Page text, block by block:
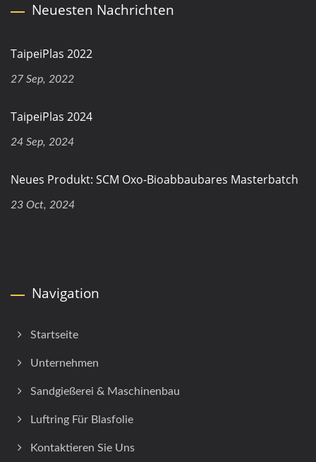
Neuesten Nachrichten
TaipeiPlas 2022
27 Sep, 2022
TaipeiPlas 2024
24 Sep, 2024
Neues Produkt: SCM Oxo-Bioabbaubares Masterbatch
23 Oct, 2024
Navigation
Startseite
Unternehmen
Sandgießerei & Maschinenbau
Luftring Für Blasfolie
Kontaktieren Sie Uns